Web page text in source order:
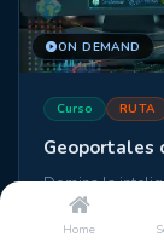
Home
ON DEMAND
Curso RUTA
Geoportales
Domina la
QGIS y
interactivos,